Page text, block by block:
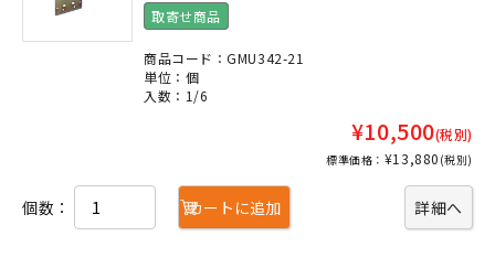
取寄せ商品
商品コード：GMU342-21
単位：個
入数：1/6
¥10,500(税別)
標準価格： ¥13,880 (税別)
詳細へ
個数： カートに追加